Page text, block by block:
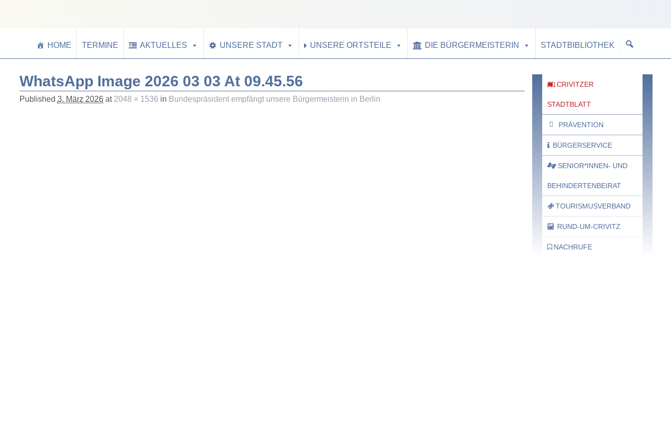
HOME TERMINE AKTUELLES UNSERE STADT UNSERE ORTSTEILE DIE BÜRGERMEISTERIN STADTBIBLIOTHEK
WhatsApp Image 2026 03 03 At 09.45.56
Published 3. März 2026at 2048 × 1536 in Bundespräsident empfängt unsere Bürgermeisterin in Berlin
CRIVITZER
STADTBLATT
PRÄVENTION
BÜRGERSERVICE
SENIOR*INNEN- UND
BEHINDERTENBEIRAT
TOURISMUSVERBAND
RUND-UM-CRIVITZ
NACHRUFE